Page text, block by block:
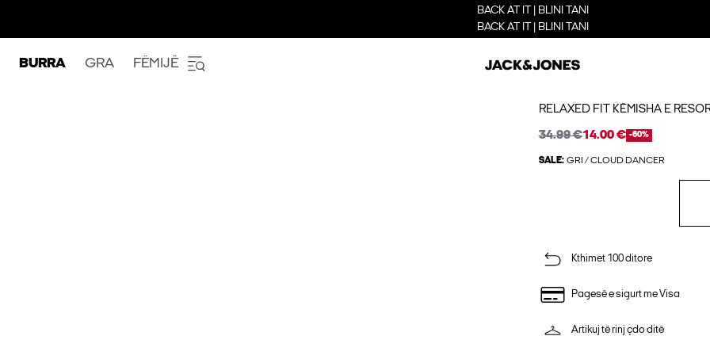
BACK AT IT | BLINI TANI
BACK AT IT | BLINI TANI
BURRA GRA FËMIJË
RELAXED FIT KËMISHA E
34.99 €14.00 € -60%
SALE: GRI / CLOUD DANCER
Kthimet 100 ditore
Pagesë e sigurt me Visa
Artikuj të rinj çdo ditë